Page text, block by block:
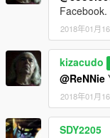
Facebook.
2018年01月
kizacudo
@ReNNie
2018年01月
SDY2205